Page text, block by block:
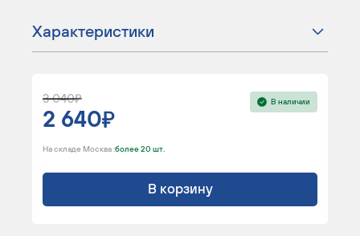
Характеристики
3 040
2 640
В наличии
На складе Москва :более 20 шт.
В корзину